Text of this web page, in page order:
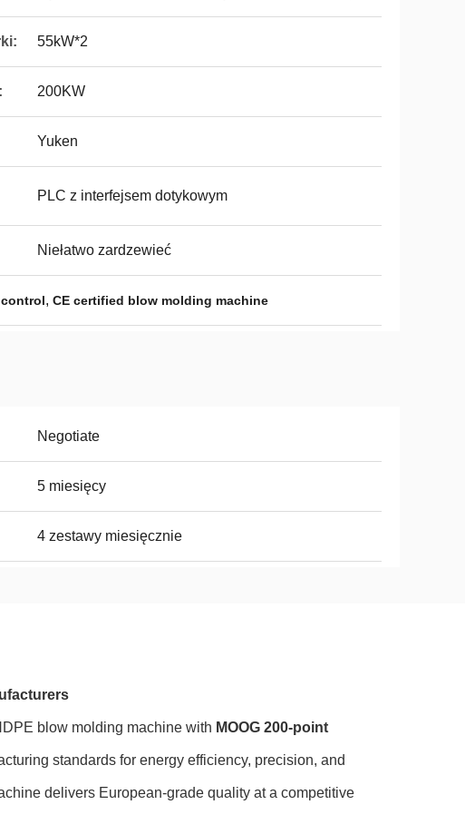
55kW*2
200KW
Yuken
PLC z interfejsem dotykowym
Niełatwo zardzewieć
control, CE certified blow molding machine
Negotiate
5 miesięcy
4 zestawy miesięcznie
blow molding machine with MOOG 200-point
standards for energy efficiency, precision, and
delivers European-grade quality at a competitive